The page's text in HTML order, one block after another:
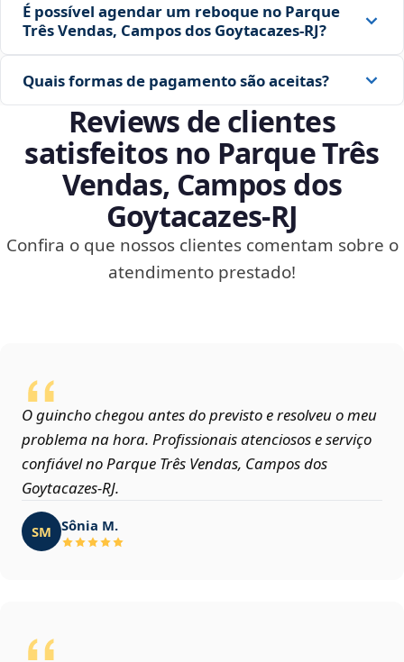
É possível agendar um reboque no Parque
Três Vendas, Campos dos Goytacazes‑RJ?
Quais formas de pagamento são aceitas?
Reviews de clientes
satisfeitos no Parque Três
Vendas, Campos dos
Goytacazes‑RJ
Confira o que nossos clientes comentam sobre o
atendimento prestado!
O guincho chegou antes do previsto e resolveu o meu
problema na hora. Profissionais atenciosos e serviço
confiável no Parque Três Vendas, Campos dos
Goytacazes‑RJ.
SM Sônia M.